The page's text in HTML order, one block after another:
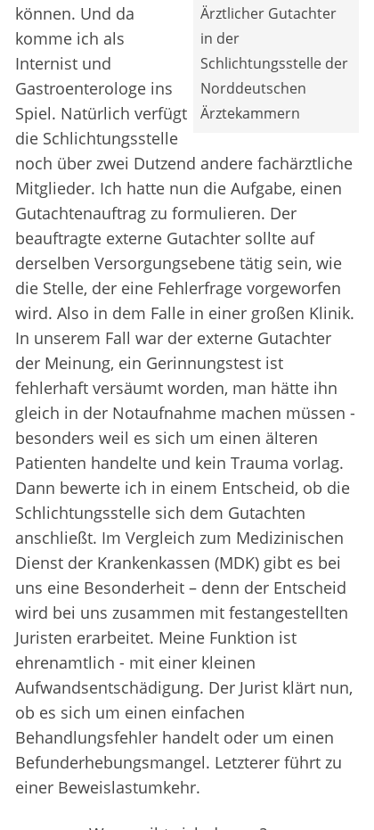
Ärztlicher Gutachter
in der
Schlichtungsstelle der
Norddeutschen
Ärztekammern
können. Und da
komme ich als
Internist und
Gastroenterologe ins
Spiel. Natürlich verfügt
die Schlichtungsstelle
noch über zwei Dutzend andere fachärztliche
Mitglieder. Ich hatte nun die Aufgabe, einen
Gutachtenauftrag zu formulieren. Der
beauftragte externe Gutachter sollte auf
derselben Versorgungsebene tätig sein, wie
die Stelle, der eine Fehlerfrage vorgeworfen
wird. Also in dem Falle in einer großen Klinik.
In unserem Fall war der externe Gutachter
der Meinung, ein Gerinnungstest ist
fehlerhaft versäumt worden, man hätte ihn
gleich in der Notaufnahme machen müssen -
besonders weil es sich um einen älteren
Patienten handelte und kein Trauma vorlag.
Dann bewerte ich in einem Entscheid, ob die
Schlichtungsstelle sich dem Gutachten
anschließt. Im Vergleich zum Medizinischen
Dienst der Krankenkassen (MDK) gibt es bei
uns eine Besonderheit – denn der Entscheid
wird bei uns zusammen mit festangestellten
Juristen erarbeitet. Meine Funktion ist
ehrenamtlich - mit einer kleinen
Aufwandsentschädigung. Der Jurist klärt nun,
ob es sich um einen einfachen
Behandlungsfehler handelt oder um einen
Befunderhebungsmangel. Letzterer führt zu
einer Beweislastumkehr.